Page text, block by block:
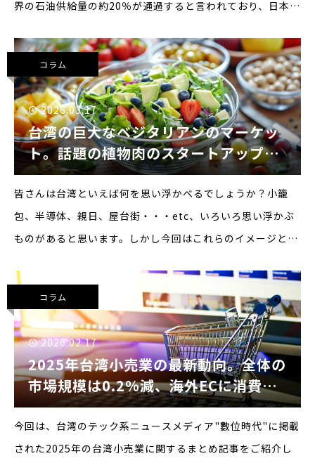
界の石油供給量の約20％が通過すると言われており、日本を
ちろん台湾も例外ではなく、多くのエネルギーを中東に依存
していま
コラム
2026.03.17
台湾の巨大なベジタリアンのマーケッ
ト。話題の植物肉のスタートアップも
紹介
皆さんは台湾といえば何を思い浮かべるでしょうか？小籠
包、半導体、親日、屋台街・・・etc、いろいろ思い浮かぶ
ものがあると思います。しかし今回はこれらのイメージとは
ジタリアン文化」です。台湾にはもともと宗教的な理由でベ
ジ
コラム
2026.02.17
2025年台湾小売業の最新動向。全体の
市場規模は0.2%減、海外ECに消費が
奪われているという指摘も
今回は、台湾のテック系ニュースメディア"數位時代"に掲載
された2025年の台湾小売業に関するまとめ記事をご紹介し